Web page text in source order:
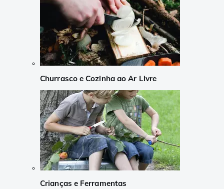
Churrasco e Cozinha ao Ar Livre
Crianças e Ferramentas